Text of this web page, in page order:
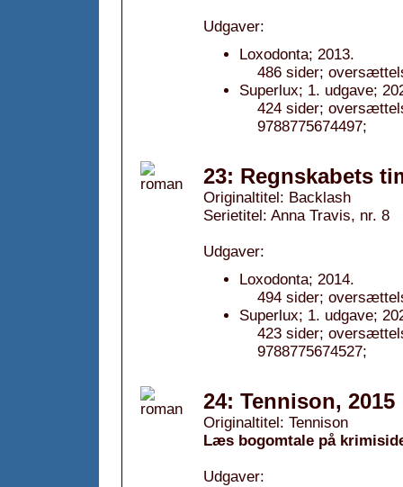
Udgaver:
Loxodonta; 2013.
486 sider;
Superlux; 1. udgave;
424 sider;
9788775674497;
23: Regnskabets
Originaltitel: Backlash
Serietitel: Anna Travis, nr. 8
Udgaver:
Loxodonta; 2014.
494 sider;
Superlux; 1. udgave;
423 sider;
9788775674527;
24: Tennison, 2015
Originaltitel: Tennison
Læs bogomtale på
Udgaver: